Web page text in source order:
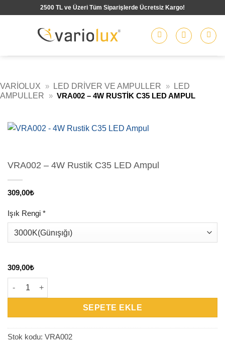
2500 TL ve Üzeri Tüm Siparişlerde Ücretsiz Kargo!
VARIOLUX » LED DRIVER VE AMPULLER »
LED
AMPULLER
» VRA002 – 4W RUSTIK C35 LED AMPUL
VRA002 – 4W Rustik C35 LED Ampul
309,00₺
Işık Rengi *
309,00₺
VRA002 - 4W Rustik C35 LED Ampul adet
SEPETE EKLE
Stok kodu: VRA002